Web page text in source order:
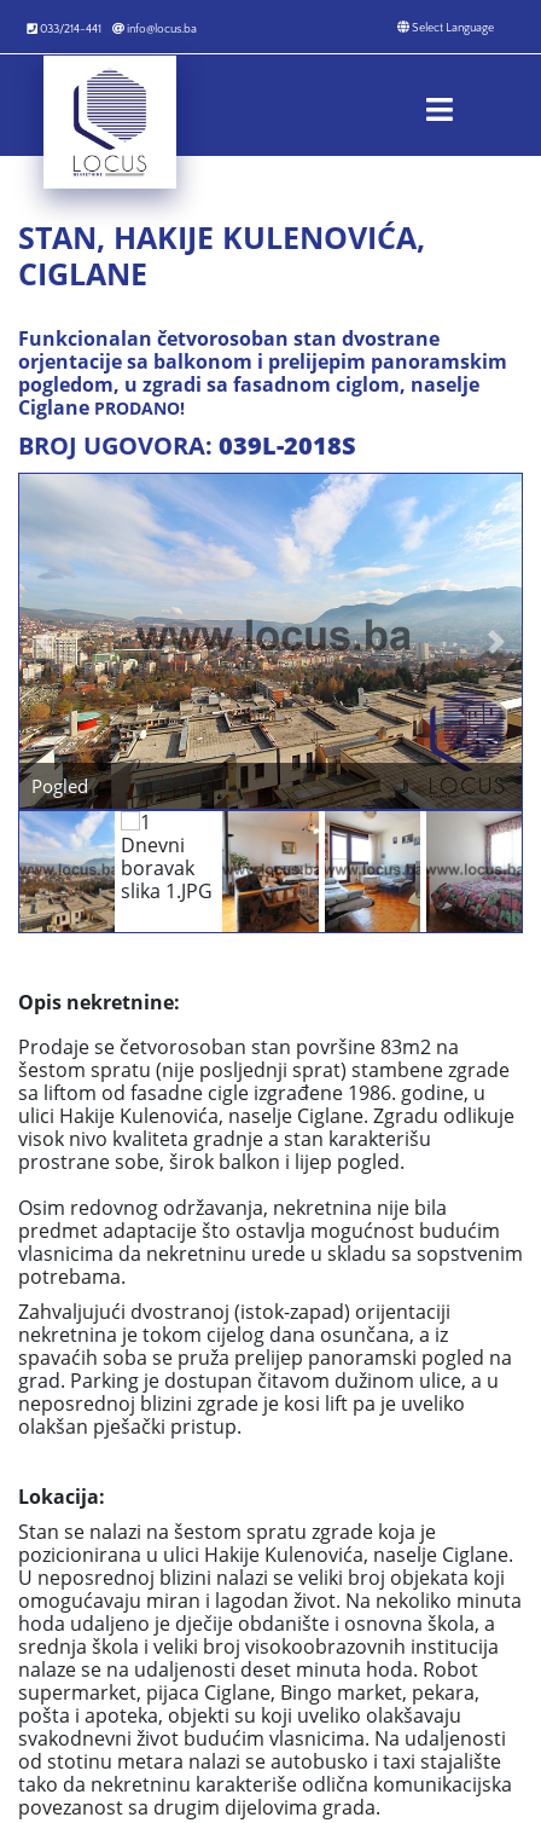
033/214-441 info@locus.ba
STAN, HAKIJE KULENOVIĆA,
CIGLANE
Funkcionalan četvorosoban stan dvostrane
orjentacije sa balkonom i prelijepim panoramskim
pogledom, u zgradi sa fasadnom ciglom, naselje
Ciglane PRODANO!
BROJ UGOVORA: 039L-2018S
Dnevni boravak slika 1
Previous Next
Opis nekretnine:
Prodaje se četvorosoban stan površine 83m2 na
šestom spratu (nije posljednji sprat) stambene zgrade
sa liftom od fasadne cigle izgrađene 1986. godine, u
ulici Hakije Kulenovića, naselje Ciglane. Zgradu odlikuje
visok nivo kvaliteta gradnje a stan karakterišu
prostrane sobe, širok balkon i lijep pogled.
Osim redovnog održavanja, nekretnina nije bila
predmet adaptacije što ostavlja mogućnost budućim
vlasnicima da nekretninu urede u skladu sa sopstvenim
potrebama.
Zahvaljujući dvostranoj (istok-zapad) orijentaciji
nekretnina je tokom cijelog dana osunčana, a iz
spavaćih soba se pruža prelijep panoramski pogled na
grad. Parking je dostupan čitavom dužinom ulice, a u
neposrednoj blizini zgrade je kosi lift pa je uveliko
olakšan pješački pristup.
Lokacija:
Stan se nalazi na šestom spratu zgrade koja je
pozicionirana u ulici Hakije Kulenovića, naselje Ciglane.
U neposrednoj blizini nalazi se veliki broj objekata koji
omogućavaju miran i lagodan život. Na nekoliko minuta
hoda udaljeno je dječije obdanište i osnovna škola, a
srednja škola i veliki broj visokoobrazovnih institucija
nalaze se na udaljenosti deset minuta hoda. Robot
supermarket, pijaca Ciglane, Bingo market, pekara,
pošta i apoteka, objekti su koji uveliko olakšavaju
svakodnevni život budućim vlasnicima. Na udaljenosti
od stotinu metara nalazi se autobusko i taxi stajalište
tako da nekretninu karakteriše odlična komunikacijska
povezanost sa drugim dijelovima grada.